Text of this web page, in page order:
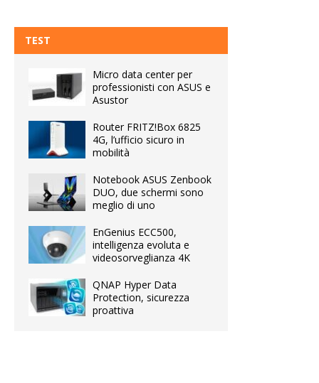
TEST
Micro data center per
professionisti con ASUS e
Asustor
Router FRITZ!Box 6825
4G, l’ufficio sicuro in
mobilità
Notebook ASUS Zenbook
DUO, due schermi sono
meglio di uno
EnGenius ECC500,
intelligenza evoluta e
videosorveglianza 4K
QNAP Hyper Data
Protection, sicurezza
proattiva